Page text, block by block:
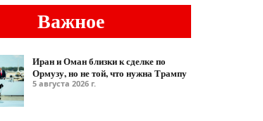
Важное
Иран и Оман близки к сделке по
Ормузу, но не той, что нужна Трампу
5 августа 2026 г.